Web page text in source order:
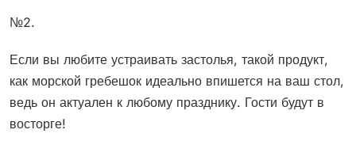
№2.
Если вы любите устраивать застолья, такой продукт,
как морской гребешок идеально впишется на ваш стол,
ведь он актуален к любому празднику. Гости будут в
восторге!